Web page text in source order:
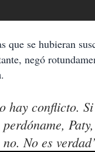
que se hubieran
negó
.
hay conflicto.
No es